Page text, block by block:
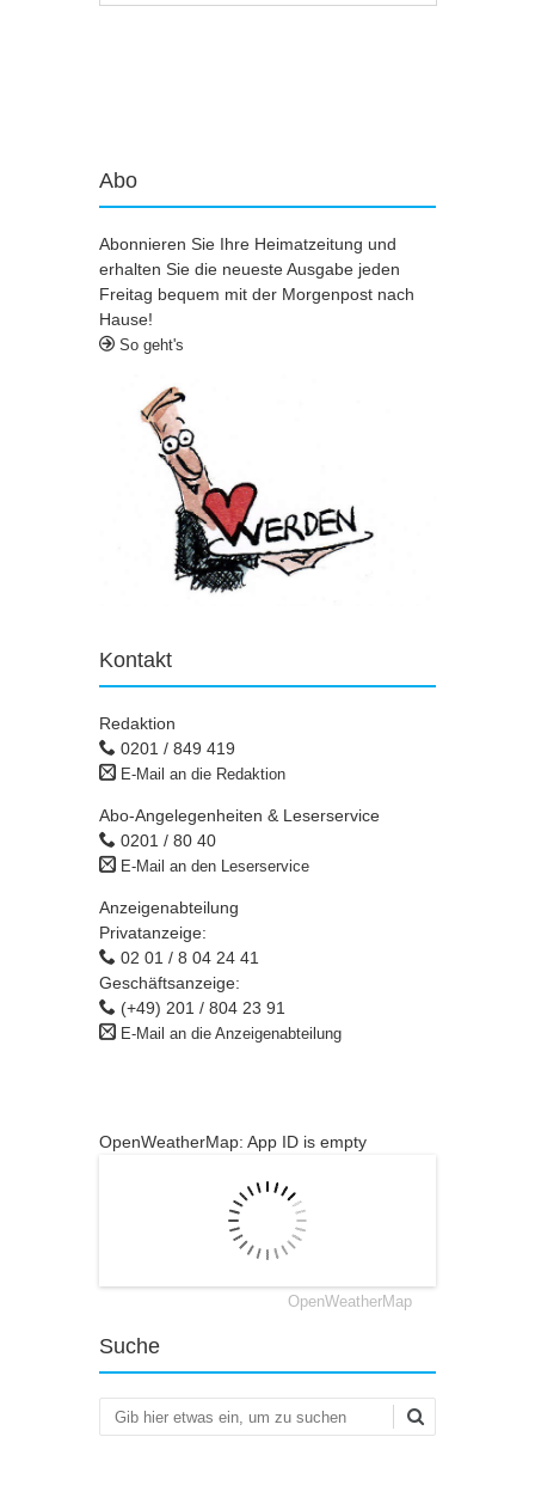
Abo
Abonnieren Sie Ihre Heimatzeitung und
erhalten Sie die neueste Ausgabe jeden
Freitag bequem mit der Morgenpost nach
Hause!
So geht's
Kontakt
Redaktion
0201 / 849 419
E-Mail an die Redaktion
Abo-Angelegenheiten & Leserservice
0201 / 80 40
E-Mail an den Leserservice
Anzeigenabteilung
Privatanzeige:
02 01 / 8 04 24 41
Geschäftsanzeige:
(+49) 201 / 804 23 91
E-Mail an die Anzeigenabteilung
OpenWeatherMap: App ID is empty
OpenWeatherMap
Suche
Suchen